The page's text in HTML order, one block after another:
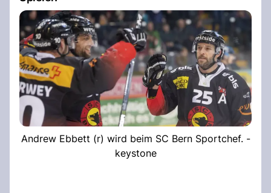
Andrew Ebbett (r) wird beim SC Bern Sportchef. -
keystone